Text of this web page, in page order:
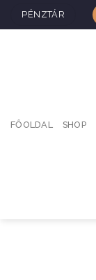
PÉNZTÁR
FŐOLDAL SHOP